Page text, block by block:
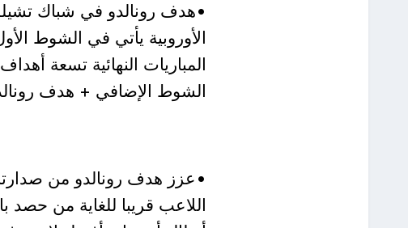
•هدف رونالدو في شباك
الأوروبية يأتي في الشوط
الشوط الإضافي + هدف
•عزز هدف رونالدو من
اللاعب قريبا للغاية من